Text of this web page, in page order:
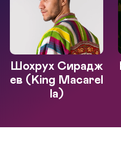
Шохрух Сирадж
ев (King Macarel
la)